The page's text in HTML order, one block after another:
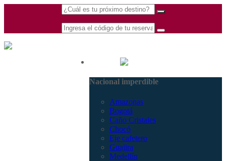
Nacional imperdible
Amazonas
Bogotá
Caño Cristales
Chocó
Eje cafetero
Guajira
Medellín